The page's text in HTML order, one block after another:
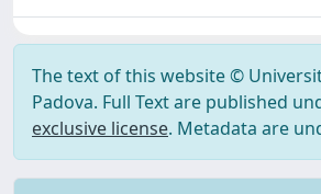
The text of this website ©
Padova. Full Text are published
exclusive license. Metadata are